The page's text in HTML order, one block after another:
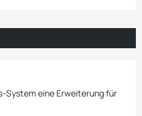
System eine Erweiterung für